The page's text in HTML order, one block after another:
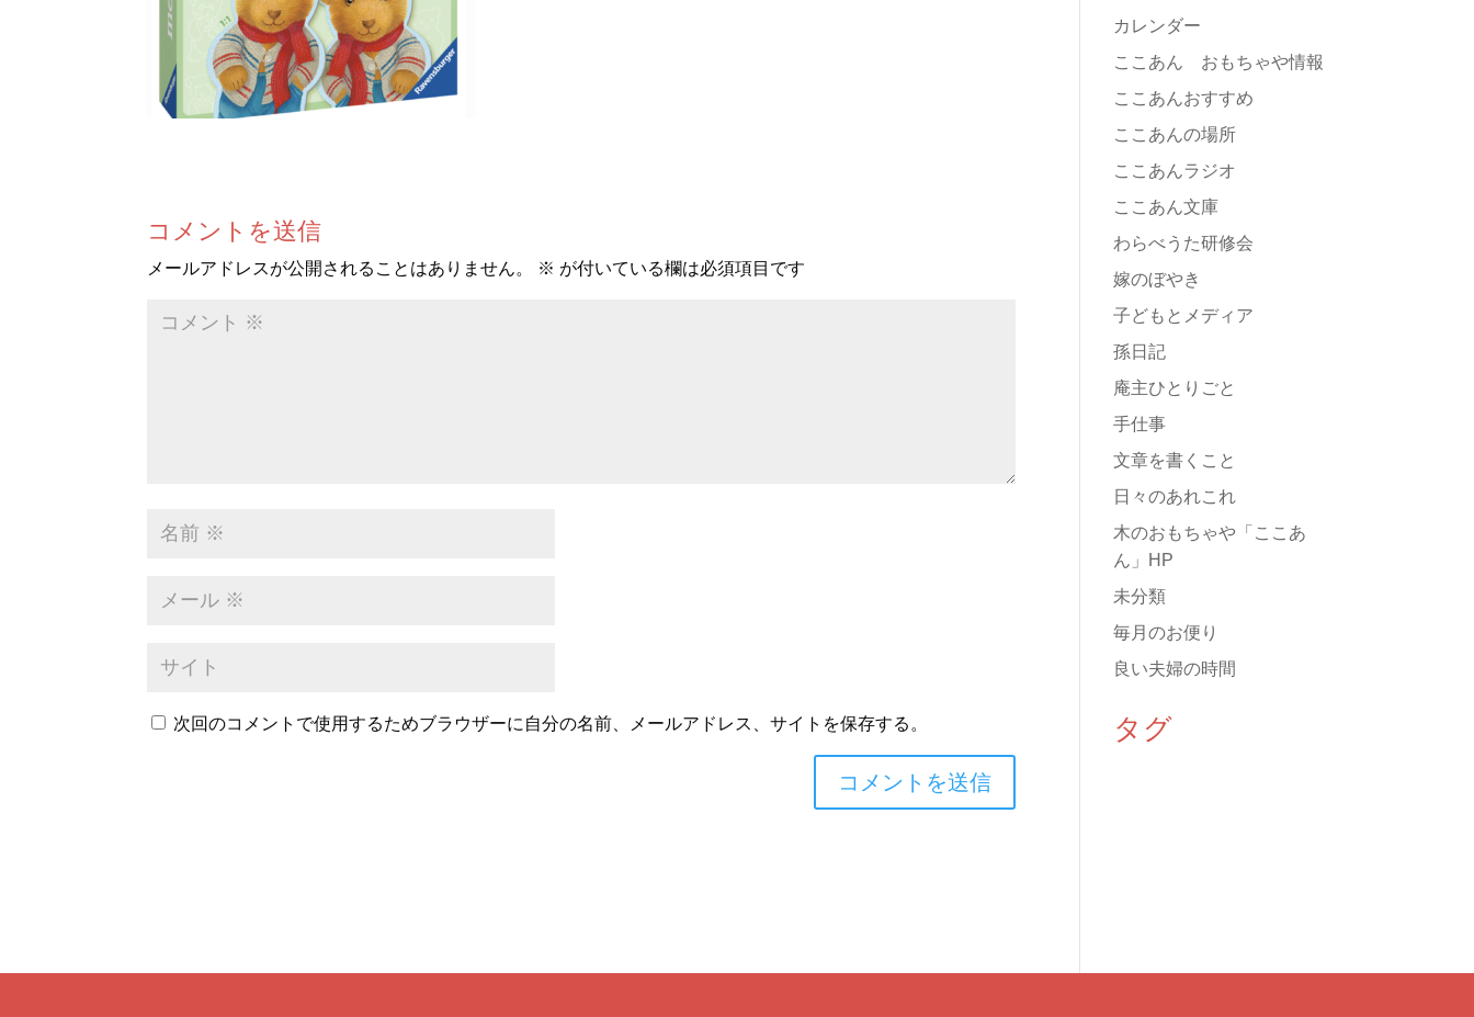
コメントを送信
メールアドレスが公開されることはありません。 ※ が付いている欄は必須項目です
次回のコメントで使用するためブラウザーに自分の名前、メールアドレス、サイトを保存する。
カレンダー
ここあん おもちゃや情報
ここあんおすすめ
ここあんの場所
ここあんラジオ
ここあん文庫
わらべうた研修会
嫁のぼやき
子どもとメディア
孫日記
庵主ひとりごと
手仕事
文章を書くこと
日々のあれこれ
木のおもちゃや「ここあ
ん」HP
未分類
毎月のお便り
良い夫婦の時間
タグ